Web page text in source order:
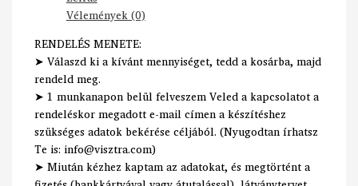
Vélemények (0)
RENDELÉS MENETE:
➤ Válaszd ki a kívánt mennyiséget, tedd a kosárba, majd
rendeld meg.
➤ 1 munkanapon belül felveszem Veled a kapcsolatot a
rendeléskor megadott e-mail címen a készítéshez
szükséges adatok bekérése céljából. (Nyugodtan írhatsz
Te is: info@visztra.com)
➤ Miután kézhez kaptam az adatokat, és megtörtént a